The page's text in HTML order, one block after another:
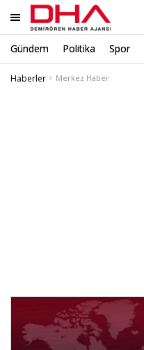
Gündem Politika Spor
Haberler
Merkez Haber